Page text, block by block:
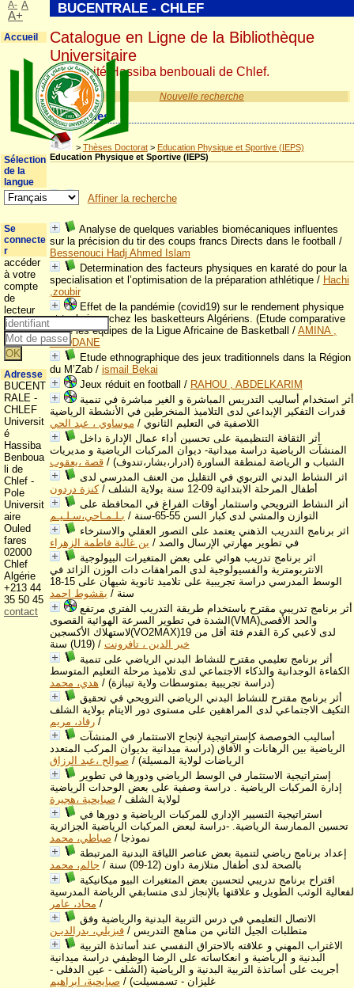
Nouvelle recherche
Catégories
> Thèses Doctorat> Education Physique et Sportive (IEPS)
Education Physique et Sportive (IEPS)
Affiner la recherche
Analyse de quelques variables biomécaniques influentes
sur la précision du tir des coups francs Directs dans le football /
Bessenouci Hadj Ahmed Islam
Determination des facteurs physiques en karaté do pour la
specialisation et l’optimisation de la préparation athlétique/ Hachi
,zoubir
Effet de la pandémie (covid19) sur le rendement physique
et technique chez les basketteurs Algériens. (Etude comparative
entre les équipes de la Ligue Africaine de Basketball / AMINA ,
OUDDANE
Etude ethnographique des jeux traditionnels dans la Région
du M’Zab/ ismail Bekai
Jeux réduit en football / RAHOU , ABDELKARIM
أثر استخدام أساليب التدريس المباشرة و الغير مباشرة في تنمية
قدرات التفكير الإبداعي لدى التلاميذ المنخرطين في الأنشطة الرياضية
اللاصفية في التعليم الثانوي / موساوي ، عبد الحي
أثر الثقافة التنظيمية على تحسين أداء عمال الإدارة داخل
المنشآت الرياضية دراسة ميدانية- ديوان المركبات الرياضية و مديريات
الشباب و الرياضة لمنطقة الساورة (ادرار،بشار،تندوف) /قصة ،يعقوب
اثر النشاط البدني التربوي في التقليل من العنف المدرسي لدى
أطفال المرحلة الابتدائية 09-12 سنة بولاية الشلف
/كنزة دردون
أثر النشاط الترويحي واستثمار أوقات الفراغ في المحافظة على
التوازن والمشي لدى كبار السن 55-65-سنة
/ بـلـمـاحي،سـلـيـم
اثر برنامج التدريب الذهني يعتمد على التصور العقلي والاسترخاء
في تطوير مهارتي الإرسال والصد / بن غالية فاطمة الزهراء
اثر برنامج تدريب هوائي على بعض المتغيرات البيولوجية
الانثربومترية والفسيولوجية لدى المراهقات دات الوزن الزائد في
الوسط المدرسي دراسة تجريبية على تلاميد ثانوية شيهان على 15-18
سنة / بقشوط احمد
أثر برنامج تدريبي مقترح باستخدام طريقة التدريب الفتري مرتفع
الشدة في تطوير السرعة الهوائية القصوى(VMA)والحد الأقصى
لاستهلاك الأكسجين(VO2MAX)لدى لاعبي كرة القدم فئة أقل من 19
سنة (U19)/ خير الدين ، تافرونت
أثر برنامج تعليمي مقترح للنشاط البدني الرياضي على تنمية
الكفاءة الوجدانية والذكاء الاجتماعي لدى تلاميذ مرحلة التعليم المتوسط
(دراسة تجريبية بمتوسطات ولاية تيبازة) / هدي، محمد
أثر برنامج مقترح للنشاط البدني الرياضي الترويحي في تحقيق
التكيف الاجتماعي لدى المراهقين على مستوى دور الايتام بولاية الشلف
/رقاد، مريم
أساليب الخوصصة كإستراتيجية لإنجاح الاستثمار في المنشآت
الرياضية بين الرهانات و الآفاق (دراسة ميدانية بديوان المركب المتعدد
الرياضات لولاية المسيلة) / صوالح ،عبد الرزاق
إستراتيجية الاستثمار في الوسط الرياضي ودورها في تطوير
إدارة المركبات الرياضية . دراسة وصفية على بعض الوحدات الرياضية
لولاية الشلف / صبايحية ،هجيرة
استراتيجية التسيير الإداري للمركبات الرياضية و دورها في
تحسين الممارسة الرياضية. -دراسة لبعض المركبات الرياضية الجزائرية
نموذجا / صباطي، محمد
إعداد برنامج رياضي لتنمية بعض عناصر اللياقة البدنية المرتبطة
بالصحة لدى أطفال متلازمة داون (12-09) سنة
/ جالم، محمد
اقتراح برنامج تدريبي لتحسين بعض المتغيرات البيو ميكانيكية
لفعالية الوثب الطويل و علاقتها بالإنجاز لدى متسابقي الرياضة المدرسية
/ محاد، عامر
الاتصال التعليمي في درس التربية البدنية والرياضية وفق
متطلبات الجيل الثاني من مناهج التدريس /قبزيلي، بدرالديـن
الاغتراب المهني و علاقته بالاحتراق النفسي عند أساتذة التربية
البدنية و الرياضية و انعكاساته على الرضا الوظيفي دراسة ميدانية
أجريت على أساتذة التربية البدنية و الرياضية (الشلف - عين الدفلى -
غليزان - تسمسيلت) / صبايحية، ابراهيم
BUCENTRALE - CHLEF
Catalogue en Ligne de la Bibliothèque
Universitaire
Université Hassiba benbouali de Chlef.
A- A
A+
Accueil
Sélection
de la
langue
Se
connecte
r
accéder
à votre
compte
de
lecteur
Adresse
BUCENT
RALE -
CHLEF
Universit
é
Hassiba
Benboua
li de
Chlef -
Pole
Universit
aire
Ouled
fares
02000
Chlef
Algérie
+213 44
35 50 45
contact